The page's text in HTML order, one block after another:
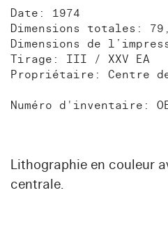
Date: 1974
Dimensions totales:
Dimensions de
Tirage: III / XXV EA
Propriétaire: Centre
Numéro d'inventaire:
Lithographie en couleur
centrale.